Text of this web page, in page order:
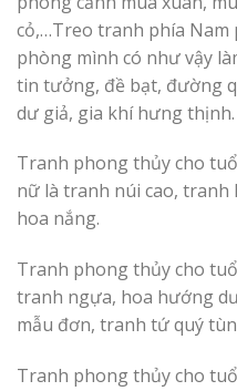
cỏ,…Treo tranh phía Nam
phòng mình có như vậy
tin tưởng, đề bạt, đường
dư giả, gia khí hưng thịnh.
Tranh phong thủy cho
nữ là tranh núi cao, tranh
hoa nắng.
Tranh phong thủy cho
tranh ngựa, hoa hướng
mẫu đơn, tranh tứ quý
Tranh phong thủy cho